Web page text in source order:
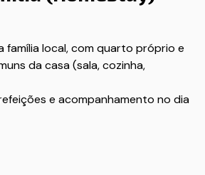
família local, com quarto próprio e
da casa (sala, cozinha,
e acompanhamento no dia